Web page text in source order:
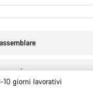
10 giorni lavorativi